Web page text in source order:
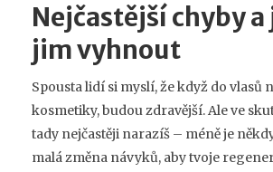
Nejčastější chyby a
jim vyhnout
Spousta lidí si myslí, že když do vlasů
kosmetiky, budou zdravější. Ale ve
tady nejčastěji narazíš – méně je
malá změna návyků, aby tvoje